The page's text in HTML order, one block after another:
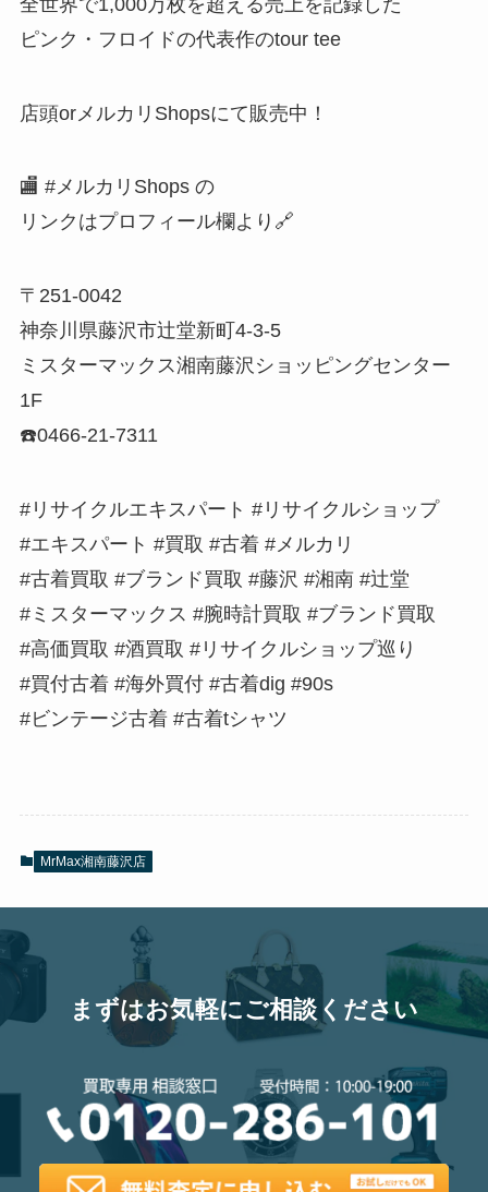
ピンク・フロイドの代表作のtour tee
店頭orメルカリShopsにて販売中！
🏬 #メルカリShops の
リンクはプロフィール欄より🔗
〒251-0042
神奈川県藤沢市辻堂新町4-3-5
ミスターマックス湘南藤沢ショッピングセンター
1F
☎️0466-21-7311
#リサイクルエキスパート #リサイクルショップ
#エキスパート #買取 #古着 #メルカリ
#古着買取 #ブランド買取 #藤沢 #湘南 #辻堂
#ミスターマックス #腕時計買取 #ブランド買取
#高価買取 #酒買取 #リサイクルショップ巡り
#買付古着 #海外買付 #古着dig #90s
#ビンテージ古着 #古着tシャツ
MrMax湘南藤沢店
まずはお気軽にご相談ください